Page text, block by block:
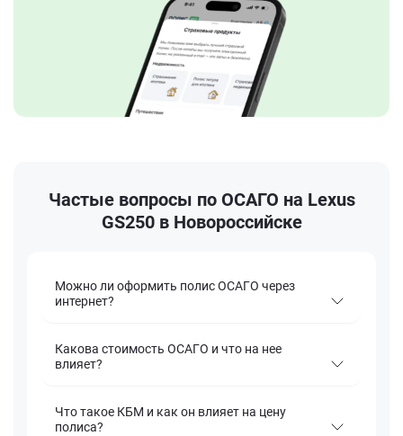
Частые вопросы по ОСАГО на Lexus
GS250 в Новороссийске
Можно ли оформить полис ОСАГО через
интернет?
Какова стоимость ОСАГО и что на нее
влияет?
Что такое КБМ и как он влияет на цену
полиса?